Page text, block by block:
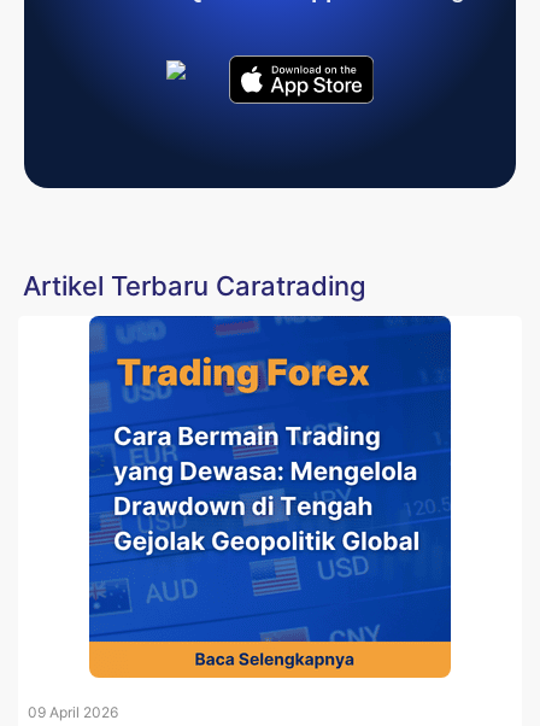
Artikel Terbaru Caratrading
09 April 2026